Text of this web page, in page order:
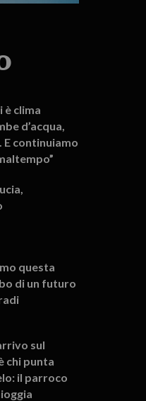
è clima
d’acqua,
E continuiamo
questa
di un futuro
sul
chi punta
il parroco